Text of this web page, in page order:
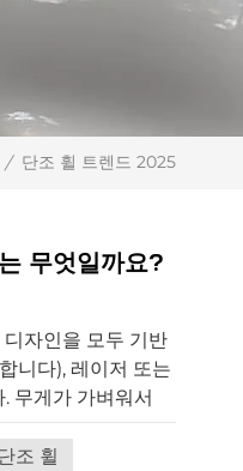
/ 단조 휠 트렌드 2025
무엇일까요?
자인을 모두 기반
니다), 레이저 또는
무게가 가벼워서
능을 입증했습니
가해지는 하중을
조 휠